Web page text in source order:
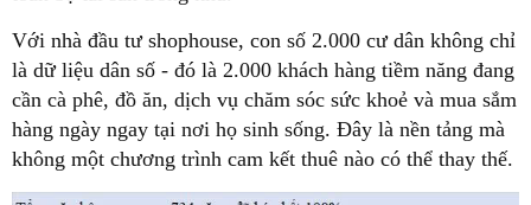
Với nhà đầu tư shophouse, con số 2.000 cư dân không chỉ
là dữ liệu dân số - đó là 2.000 khách hàng tiềm năng đang
cần cà phê, đồ ăn, dịch vụ chăm sóc sức khoẻ và mua sắm
hàng ngày ngay tại nơi họ sinh sống. Đây là nền tảng mà
không một chương trình cam kết thuê nào có thể thay thế.